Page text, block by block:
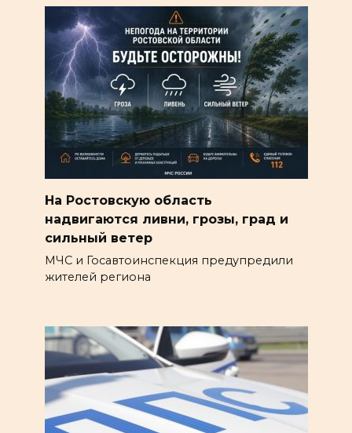
На Ростовскую область
надвигаются ливни, грозы, град и
сильный ветер
МЧС и Госавтоинспекция предупредили
жителей региона